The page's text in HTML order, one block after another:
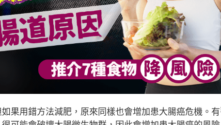
果用錯方法減肥，原來同樣也會增加患大腸癌危機。